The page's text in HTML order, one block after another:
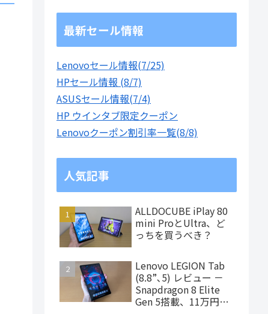
最新セール情報
Lenovoセール情報(7/25)
HPセール情報 (8/7)
ASUSセール情報(7/4)
HP ウインタブ限定クーポン
Lenovoクーポン割引率一覧(8/8)
人気記事
ALLDOCUBE iPlay 80
mini ProとUltra、ど
っちを買うべき？
Lenovo LEGION Tab
(8.8”､5) レビュー －
Snapdragon 8 Elite
Gen 5搭載、11万円台